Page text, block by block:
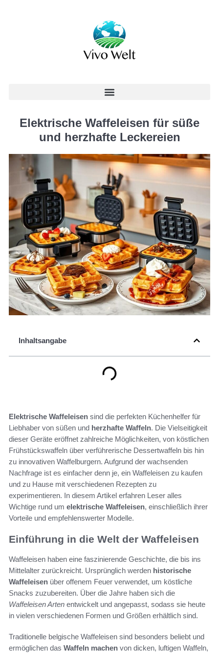
Elektrische Waffeleisen für süße
und herzhafte Leckereien
Inhaltsangabe
Elektrische Waffeleisen sind die perfekten Küchenhelfer für
Liebhaber von süßen und herzhafte Waffeln. Die Vielseitigkeit
dieser Geräte eröffnet zahlreiche Möglichkeiten, von köstlichen
Frühstückswaffeln über verführerische Dessertwaffeln bis hin
zu innovativen Waffelburgern. Aufgrund der wachsenden
Nachfrage ist es einfacher denn je, ein Waffeleisen zu kaufen
und zu Hause mit verschiedenen Rezepten zu
experimentieren. In diesem Artikel erfahren Leser alles
Wichtige rund um elektrische Waffeleisen, einschließlich ihrer
Vorteile und empfehlenswerter Modelle.
Einführung in die Welt der Waffeleisen
Waffeleisen haben eine faszinierende Geschichte, die bis ins
Mittelalter zurückreicht. Ursprünglich werden historische
Waffeleisen über offenem Feuer verwendet, um köstliche
Snacks zuzubereiten. Über die Jahre haben sich die
Waffeleisen Arten entwickelt und angepasst, sodass sie heute
in vielen verschiedenen Formen und Größen erhältlich sind.
Traditionelle belgische Waffeleisen sind besonders beliebt und
ermöglichen das Waffeln machen von dicken, luftigen Waffeln,